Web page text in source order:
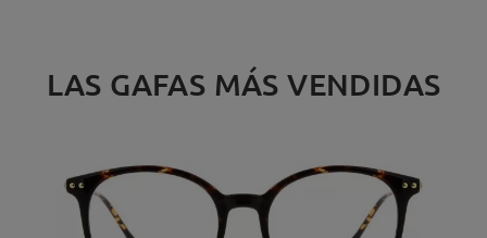
LAS GAFAS MÁS VENDIDAS